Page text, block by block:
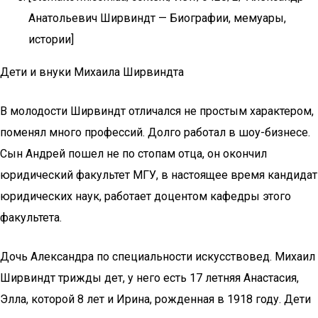
Анатольевич Ширвиндт — Биографии, мемуары,
истории]
Дети и внуки Михаила Ширвиндта
В молодости Ширвиндт отличался не простым характером,
поменял много профессий. Долго работал в шоу-бизнесе.
Сын Андрей пошел не по стопам отца, он окончил
юридический факультет МГУ, в настоящее время кандидат
юридических наук, работает доцентом кафедры этого
факультета.
Дочь Александра по специальности искусствовед. Михаил
Ширвиндт трижды дет, у него есть 17 летняя Анастасия,
Элла, которой 8 лет и Ирина, рожденная в 1918 году. Дети